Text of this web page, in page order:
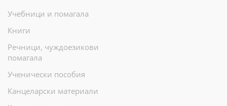
Учебници и помагала
Книги
Речници, чуждоезикови
помагала
Ученически пособия
Канцеларски материали